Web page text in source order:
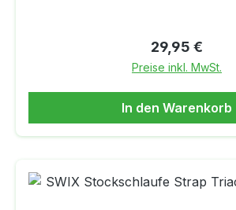
Handschuhgröße 7-11) Farbe:
Regulärer
29,95 €
Preise inkl. MwSt.
In den Warenkorb